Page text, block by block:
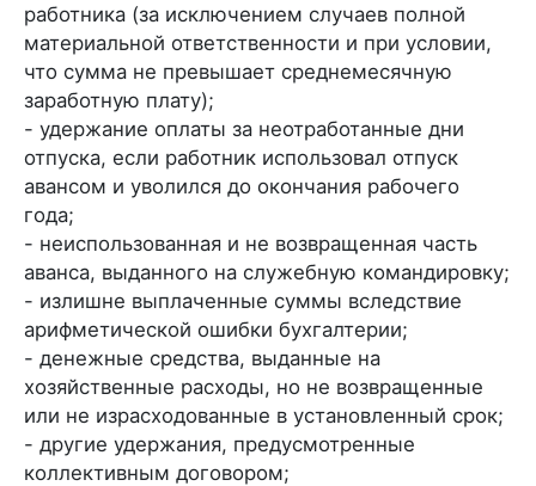
работника (за исключением случаев полной
материальной ответственности и при условии,
что сумма не превышает среднемесячную
заработную плату);
- удержание оплаты за неотработанные дни
отпуска, если работник использовал отпуск
авансом и уволился до окончания рабочего
года;
- неиспользованная и не возвращенная часть
аванса, выданного на служебную командировку;
- излишне выплаченные суммы вследствие
арифметической ошибки бухгалтерии;
- денежные средства, выданные на
хозяйственные расходы, но не возвращенные
или не израсходованные в установленный срок;
- другие удержания, предусмотренные
коллективным договором;